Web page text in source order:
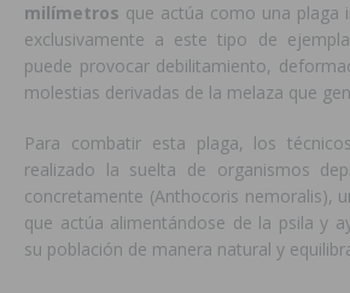
milímetros que actúa como una plaga
exclusivamente a este tipo de
puede provocar debilitamiento,
molestias derivadas de la melaza que
Para combatir esta plaga, los
realizado la suelta de organismos
concretamente (Anthocoris nemoralis),
que actúa alimentándose de la psila y
su población de manera natural y